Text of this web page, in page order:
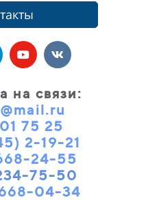
на связи:
75 25
2-19-21
24-55
75-50
04-34